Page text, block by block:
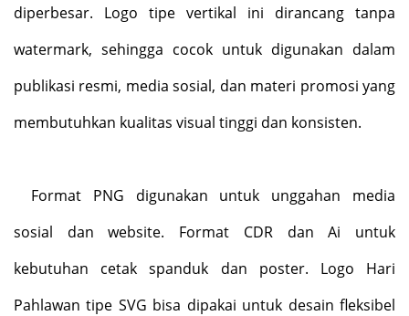
diperbesar. Logo tipe vertikal ini dirancang tanpa
watermark, sehingga cocok untuk digunakan dalam
publikasi resmi, media sosial, dan materi promosi yang
membutuhkan kualitas visual tinggi dan konsisten.
Format PNG digunakan untuk unggahan media
sosial dan website. Format CDR dan Ai untuk
kebutuhan cetak spanduk dan poster. Logo Hari
Pahlawan tipe SVG bisa dipakai untuk desain fleksibel